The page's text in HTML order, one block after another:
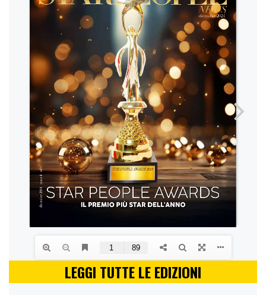
LEGGI TUTTE LE EDIZIONI